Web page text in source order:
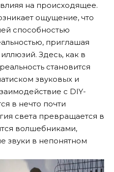
на происходящее.
ощущение, что
способностью
приглашая
Здесь, как в
становится
звуковых и
с DIY-
в нечто почти
света превращается в
волшебниками,
в непонятном